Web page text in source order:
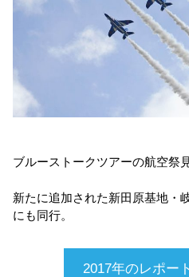
ブルーストークツアーの航空祭
新たに追加された新田原基地・
にも同行。
2017年のレポー